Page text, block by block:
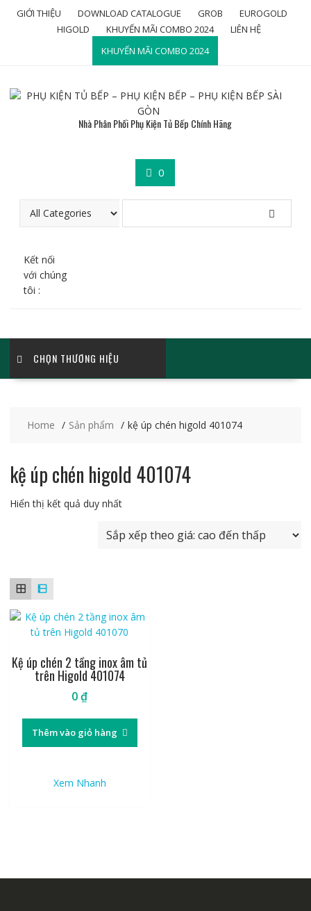
GIỚI THIỆU DOWNLOAD CATALOGUE GROB
EUROGOLD
HIGOLD
KHUYẾN MÃI COMBO 2024
LIÊN HỆ
KHUYẾN MÃI COMBO 2024
Nhà Phân Phối Phụ Kiện Tủ Bếp Chính Hãng
0
Kết nối
với chúng
tôi :
CHỌN THƯƠNG HIỆU
Home Sản phẩm kệ úp chén higold 401074
kệ úp chén higold 401074
Hiển thị kết quả duy nhất
Kệ úp chén 2 tầng inox âm tủ
trên Higold 401074
0₫
Thêm vào giỏ hàng
Xem Nhanh